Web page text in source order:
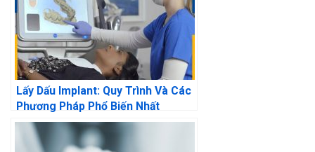
Lấy Dấu Implant: Quy Trình Và Các
Phương Pháp Phổ Biến Nhất